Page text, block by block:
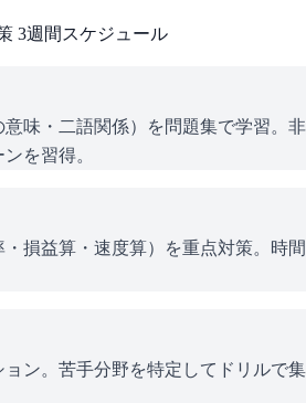
3週間スケジュール
味・二語関係）を問題集で学習。非
を習得。
損益算・速度算）を重点対策。時間
ン。苦手分野を特定してドリルで集